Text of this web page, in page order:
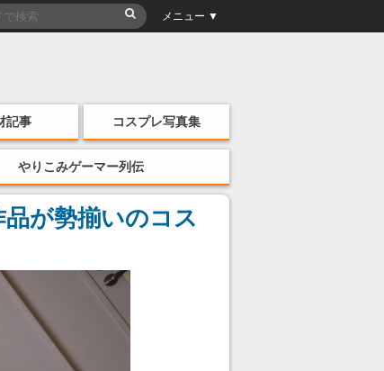
メニュー ▼
記事 コスプレ写真集
やりこみゲーマー列伝
が勢揃いのコス